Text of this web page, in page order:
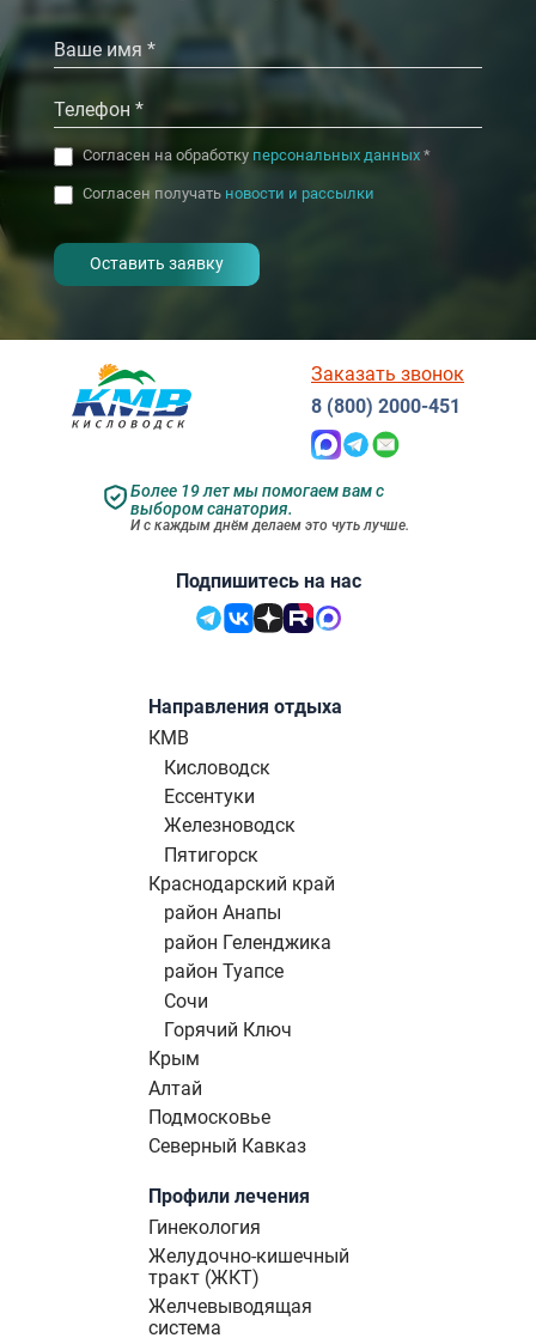
Согласен на обработку персональных данных*
Согласен получать новости и рассылки
Подпишитесь на нас
Более 19 лет мы помогаем вам с
выбором санатория.
И с каждым днём делаем это чуть лучше.
Заказать звонок
8 (800) 2000-451
Направления отдыха
КМВ
Кисловодск
Ессентуки
Железноводск
Пятигорск
Краснодарский край
район Анапы
район Геленджика
район Туапсе
Сочи
Горячий Ключ
Крым
Алтай
Подмосковье
Северный Кавказ
Профили лечения
Гинекология
Желудочно-кишечный
тракт (ЖКТ)
Желчевыводящая
система